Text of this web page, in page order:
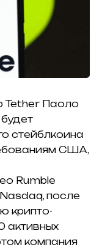
Tether Паоло
стейблкоина
США,
Rumble
после
крипто-
активных
компания